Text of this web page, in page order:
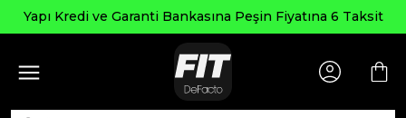
ve Garanti Bankasına Peşin Fiyatına 6 Taksit